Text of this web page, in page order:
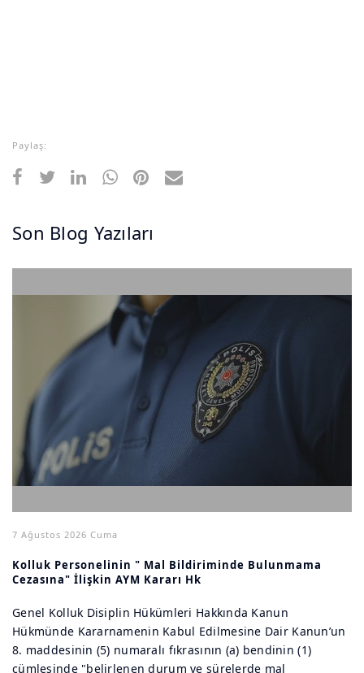
Paylaş:
Son Blog Yazıları
7 Ağustos 2026 Cuma
Kolluk Personelinin " Mal Bildiriminde Bulunmama
Cezasına" İlişkin AYM Kararı Hk
Genel Kolluk Disiplin Hükümleri Hakkında Kanun
Hükmünde Kararnamenin Kabul Edilmesine Dair Kanun’un
8. maddesinin (5) numaralı fıkrasının (a) bendinin (1)
cümlesinde "belirlenen durum ve sürelerde mal